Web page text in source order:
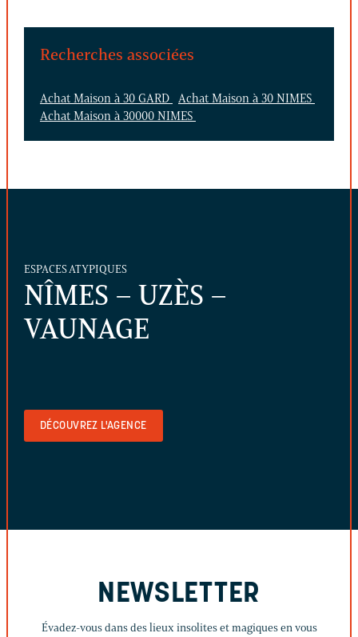
Recherches associées
Achat Maison à 30 GARD
Achat Maison à 30 NIMES
Achat Maison à 30000 NIMES
ESPACES ATYPIQUES
NÎMES – UZÈS –
VAUNAGE
DÉCOUVREZ L'AGENCE
NEWSLETTER
Évadez-vous dans des lieux insolites et magiques en vous